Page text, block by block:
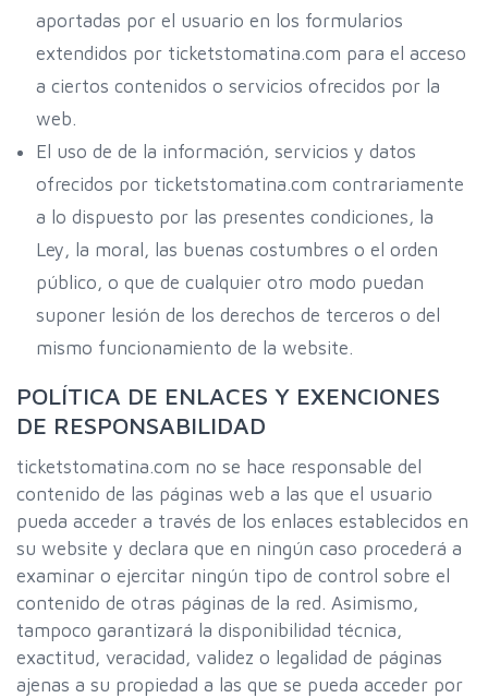
aportadas por el usuario en los formularios
extendidos por ticketstomatina.com para el acceso
a ciertos contenidos o servicios ofrecidos por la
web.
El uso de de la información, servicios y datos
ofrecidos por ticketstomatina.com contrariamente
a lo dispuesto por las presentes condiciones, la
Ley, la moral, las buenas costumbres o el orden
público, o que de cualquier otro modo puedan
suponer lesión de los derechos de terceros o del
mismo funcionamiento de la website.
POLÍTICA DE ENLACES Y EXENCIONES
DE RESPONSABILIDAD
ticketstomatina.com no se hace responsable del
contenido de las páginas web a las que el usuario
pueda acceder a través de los enlaces establecidos en
su website y declara que en ningún caso procederá a
examinar o ejercitar ningún tipo de control sobre el
contenido de otras páginas de la red. Asimismo,
tampoco garantizará la disponibilidad técnica,
exactitud, veracidad, validez o legalidad de páginas
ajenas a su propiedad a las que se pueda acceder por